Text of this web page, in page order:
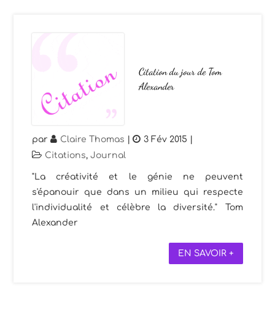
Citation du jour de Tom
Alexander
par Claire Thomas | 3 Fév 2015 |
Citations,Journal
"La créativité et le génie ne peuvent
s'épanouir que dans un milieu qui respecte
l'individualité et célèbre la diversité." Tom
Alexander
EN SAVOIR +